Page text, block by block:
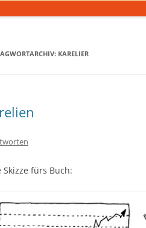
KARELIER
Skizze fürs Buch: